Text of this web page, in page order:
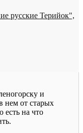
русские Терийок",
и
нем от старых
есть на что